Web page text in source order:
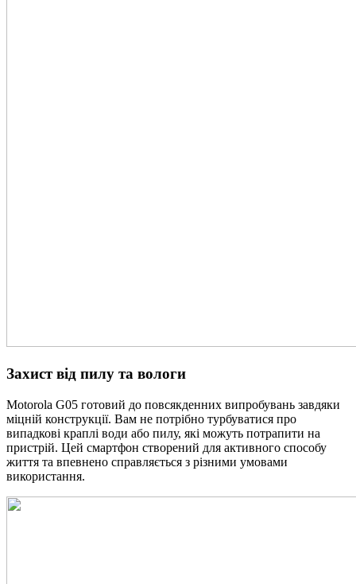
Захист від пилу та вологи
Motorola G05 готовий до повсякденних випробувань завдяки
міцній конструкції. Вам не потрібно турбуватися про
випадкові краплі води або пилу, які можуть потрапити на
пристрій. Цей смартфон створений для активного способу
життя та впевнено справляється з різними умовами
використання.